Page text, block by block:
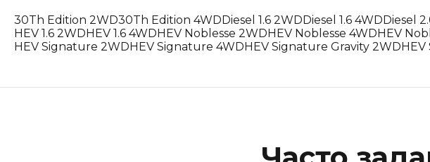
Porsche
30Th Edition 2WD30Th Edition 4WDDiesel 1.6 2WDDiesel 1.6 4WDDiesel
HEV 1.6 2WDHEV 1.6 4WDHEV Noblesse 2WDHEV Noblesse 4WDHEV
HEV Signature 2WDHEV Signature 4WDHEV Signature Gravity 2WDHEV